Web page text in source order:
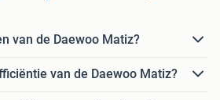
van de Daewoo Matiz?
van de Daewoo Matiz?